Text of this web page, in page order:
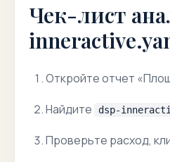
Чек-лист
Откройте отчет
Найдите
dsp-
Проверьте расход,